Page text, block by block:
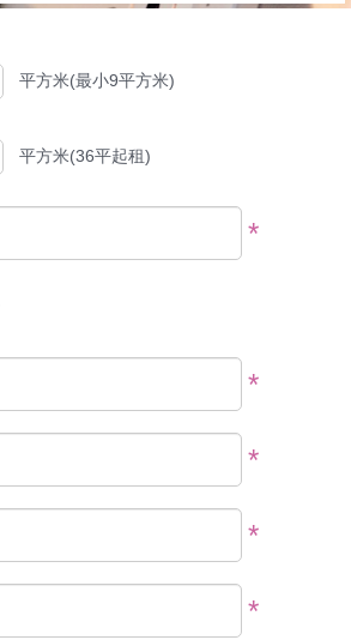
平方米(最小9平方米)
平方米(36平起租)
*
*
*
*
*